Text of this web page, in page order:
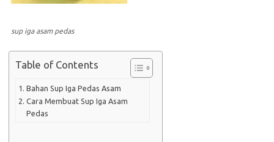
sup iga asam pedas
Table of Contents
Bahan Sup Iga Pedas Asam
Cara Membuat Sup Iga Asam
Pedas